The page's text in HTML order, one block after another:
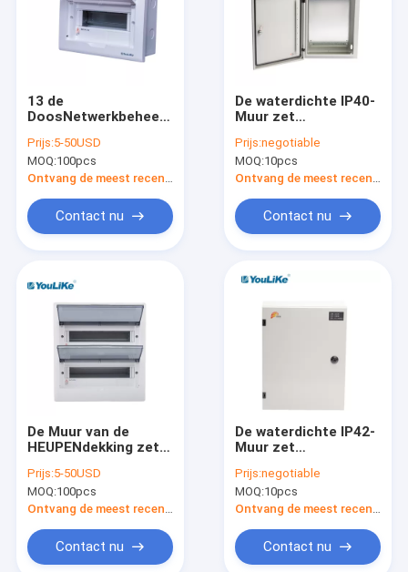
13 de
DoosNetwerkbeheer
Muur Opgezet
Distributie
Prijs:5-50USD
MOQ:100pcs
Contact nu
De waterdichte IP40-
Muur zet
M6x14-Bout op
Prijs:negotiable
MOQ:10pcs
Contact nu
De Muur van de
HEUPENdekking zet
Prijs:5-50USD
MOQ:100pcs
Ontvang de meest recente Prijs
Contact nu
De waterdichte IP42-
Muur zet
1.5mm de Deklaag
van het Plaat
opPoeder
Prijs:negotiable
MOQ:10pcs
Ontvang de meest recente Prijs
Contact nu